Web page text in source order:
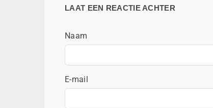
LAAT EEN REACTIE ACHTER
Naam
E-mail